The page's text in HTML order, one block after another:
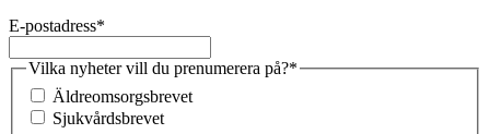
E-postadress*
Vilka nyheter vill du prenumerera på?*
Äldreomsorgsbrevet
Sjukvårdsbrevet